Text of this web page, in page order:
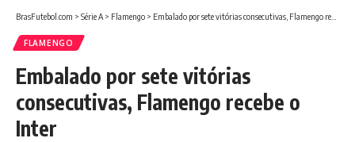
BrasFutebol.com > Série A > Flamengo > Embalado por sete vitórias consecutivas, Flamengo recebe o Inter
FLAMENGO
Embalado por sete vitórias
consecutivas, Flamengo recebe o
Inter